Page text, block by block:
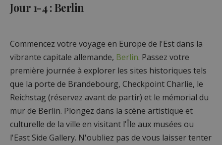
Jour 1-4 : Berlin
Commencez votre voyage en Europe de l'Est dans la
vibrante capitale allemande, Berlin. Passez votre
première journée à explorer les sites historiques tels
que la porte de Brandebourg, Checkpoint Charlie, le
Reichstag (réservez avant de partir) et le mémorial du
mur de Berlin. Plongez dans la scène artistique et
culturelle de la ville en visitant l'Île aux musées ou
l'East Side Gallery. N'oubliez pas de vous laisser tenter